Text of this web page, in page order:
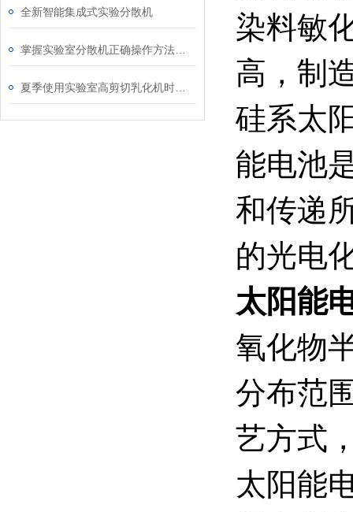
全新智能集成式实验分散机
染料敏
高，制
硅系太
能电池
和传递
的光电
太阳能
氧化物
分布范
艺方式
太阳能